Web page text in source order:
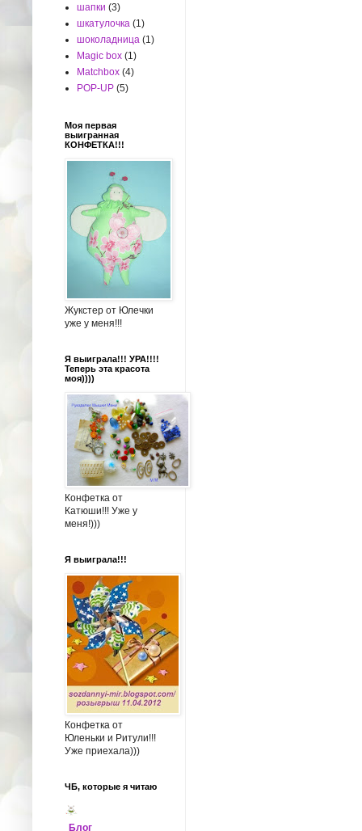
шапки (3)
шкатулочка (1)
шоколадница (1)
Magic box (1)
Matchbox (4)
POP-UP (5)
Моя первая
выигранная
КОНФЕТКА!!!
Жукстер от Юлечки
уже у меня!!!
Я выиграла!!! УРА!!!!
Теперь эта красота
моя))))
Конфетка от
Катюши!!! Уже у
меня!)))
Я выиграла!!!
Конфетка от
Юленьки и Ритули!!!
Уже приехала)))
ЧБ, которые я читаю
Блог